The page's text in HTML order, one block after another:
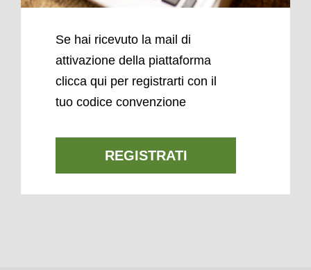
Se hai ricevuto la mail di
attivazione della piattaforma
clicca qui per registrarti con il
tuo codice convenzione
REGISTRATI